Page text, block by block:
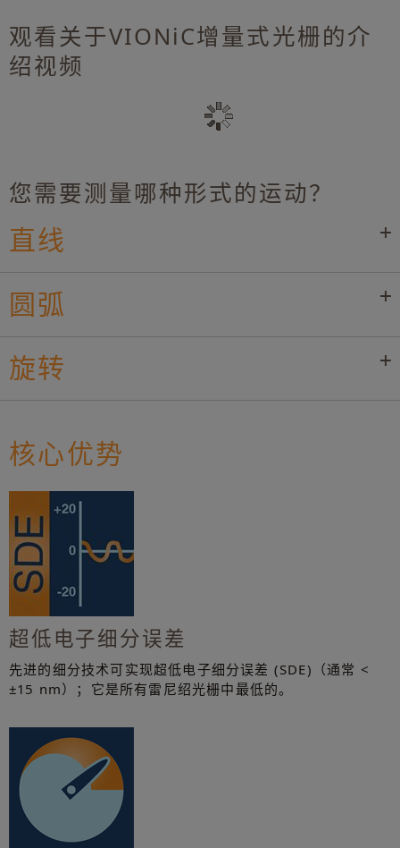
观看关于VIONiC增量式光栅的介
绍视频
您需要测量哪种形式的运动？
直线
圆弧
旋转
核心优势
超低电子细分误差
先进的细分技术可实现超低电子细分误差 (SDE)（通常 <
±15 nm）；它是所有雷尼绍光栅中最低的。